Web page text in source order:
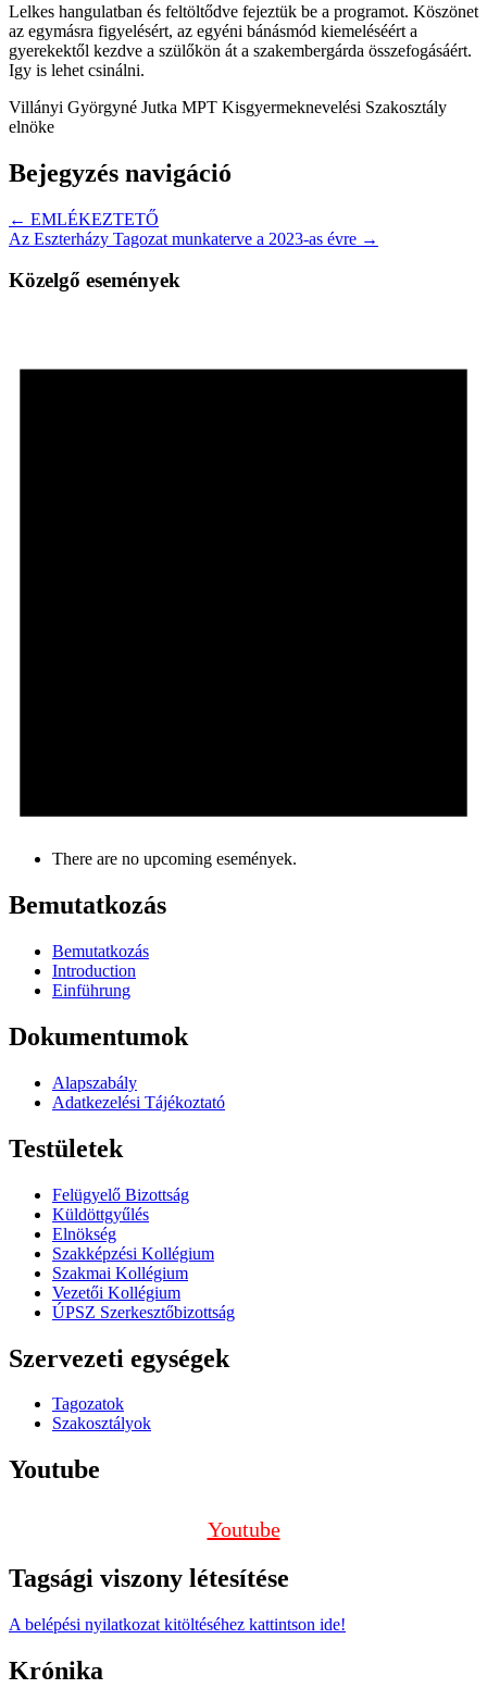
Lelkes hangulatban és feltöltődve fejeztük be a programot. Köszönet
az egymásra figyelésért, az egyéni bánásmód kiemeléséért a
gyerekektől kezdve a szülőkön át a szakembergárda összefogásáért.
Igy is lehet csinálni.
Villányi Györgyné Jutka MPT Kisgyermeknevelési Szakosztály
elnöke
Bejegyzés navigáció
← EMLÉKEZTETŐ
Az Eszterházy Tagozat munkaterve a 2023-as évre →
Közelgő események
There are no upcoming események.
Bemutatkozás
Bemutatkozás
Introduction
Einführung
Dokumentumok
Alapszabály
Adatkezelési Tájékoztató
Testületek
Felügyelő Bizottság
Küldöttgyűlés
Elnökség
Szakképzési Kollégium
Szakmai Kollégium
Vezetői Kollégium
ÚPSZ Szerkesztőbizottság
Szervezeti egységek
Tagozatok
Szakosztályok
Youtube
Youtube
Tagsági viszony létesítése
A belépési nyilatkozat kitöltéséhez kattintson ide!
Krónika